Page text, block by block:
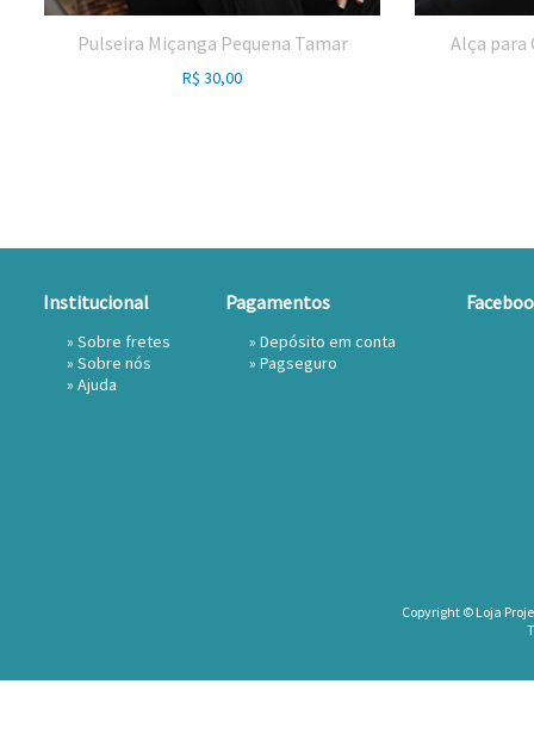
Pulseira Miçanga Pequena Tamar
R$ 30,00
Alça para
Institucional
» Sobre fretes
» Sobre nós
» Ajuda
Pagamentos
» Depósito em conta
» Pagseguro
Copyright © Loja